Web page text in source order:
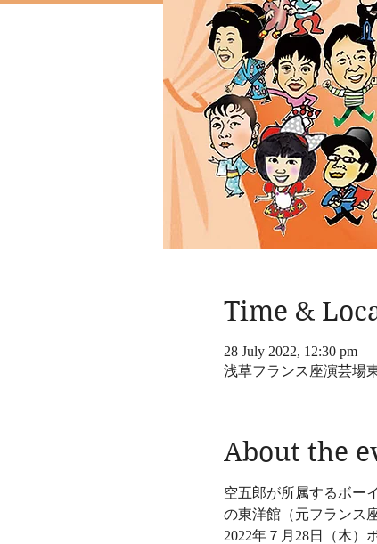
Time &
28 July 2022, 12:30 pm
浅草フランス座演芸場
About the
空五郎が所属するボー
の東洋館（元フランス
2022年７月28日（木）